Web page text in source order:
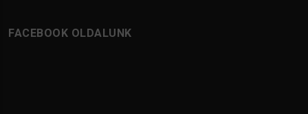
FACEBOOK OLDALUNK